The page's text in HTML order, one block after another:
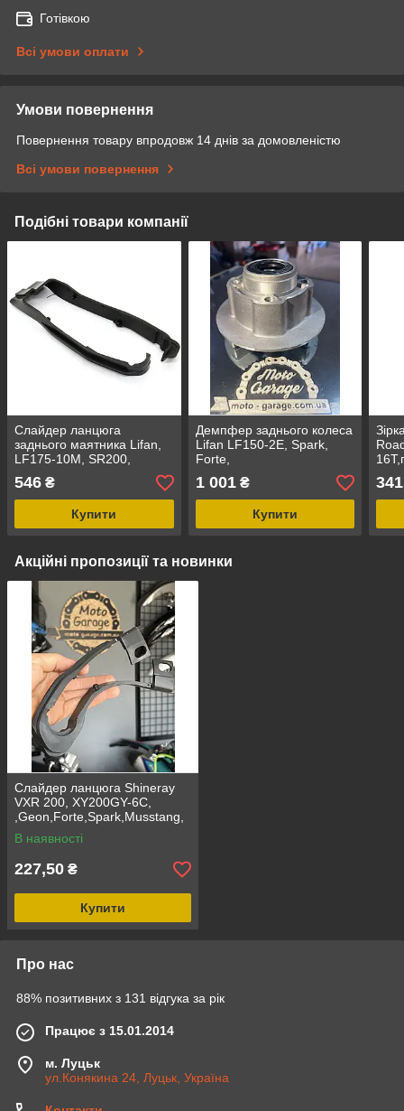
Готівкою
Всі умови оплати
Умови повернення
Повернення товару впродовж 14 днів за домовленістю
Всі умови повернення
Подібні товари компанії
Слайдер ланцюга
заднього маятника Lifan,
LF175-10M, SR200,
SR220,
546 ₴
Купити
Демпфер заднього колеса
Lifan LF150-2E, Spark,
Forte,
1 001₴
Купити
Акційні пропозиції та новинки
Слайдер ланцюга Shineray
VXR 200, XY200GY-6C,
,Geon,Forte,Spark,Musstang,
Viper,Kayo,
Skymoto,Loncin,Lifan, KOVI,
В наявності
227,50 ₴
Купити
Про нас
88% позитивних з 131 відгука за рік
Працює з 15.01.2014
м. Луцьк
ул.Конякина 24, Луцьк, Україна